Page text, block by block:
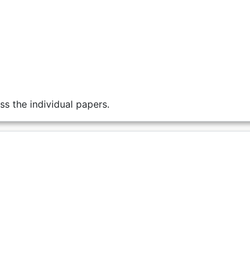
the individual papers.